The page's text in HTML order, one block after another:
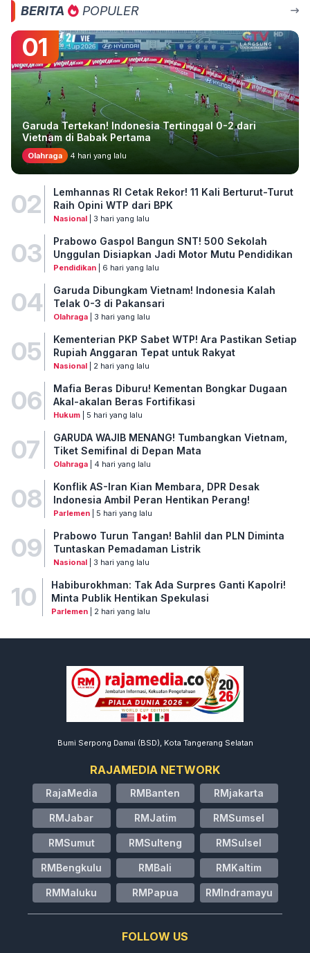
BERITA POPULER
01
Garuda Tertekan! Indonesia Tertinggal 0-2 dari
Vietnam di Babak Pertama
Olahraga 4 hari yang lalu
02
Lemhannas RI Cetak Rekor! 11 Kali Berturut-Turut
Raih Opini WTP dari BPK
Nasional| 3 hari yang lalu
03
Prabowo Gaspol Bangun SNT! 500 Sekolah
Unggulan Disiapkan Jadi Motor Mutu Pendidikan
Pendidikan| 6 hari yang lalu
04
Garuda Dibungkam Vietnam! Indonesia Kalah
Telak 0-3 di Pakansari
Olahraga| 3 hari yang lalu
05
Kementerian PKP Sabet WTP! Ara Pastikan Setiap
Rupiah Anggaran Tepat untuk Rakyat
Nasional| 2 hari yang lalu
06
Mafia Beras Diburu! Kementan Bongkar Dugaan
Akal-akalan Beras Fortifikasi
Hukum| 5 hari yang lalu
07
GARUDA WAJIB MENANG! Tumbangkan Vietnam,
Tiket Semifinal di Depan Mata
Olahraga| 4 hari yang lalu
08
Konflik AS-Iran Kian Membara, DPR Desak
Indonesia Ambil Peran Hentikan Perang!
Parlemen| 5 hari yang lalu
09
Prabowo Turun Tangan! Bahlil dan PLN Diminta
Tuntaskan Pemadaman Listrik
Nasional| 3 hari yang lalu
10
Habiburokhman: Tak Ada Surpres Ganti Kapolri!
Minta Publik Hentikan Spekulasi
Parlemen| 2 hari yang lalu
Bumi Serpong Damai (BSD), Kota Tangerang Selatan
RAJAMEDIA NETWORK
RajaMedia RMBanten RMjakarta
RMJabar RMJatim RMSumsel
RMSumut RMSulteng RMSulsel
RMBengkulu RMBali RMKaltim
RMMaluku RMPapua RMIndramayu
FOLLOW US